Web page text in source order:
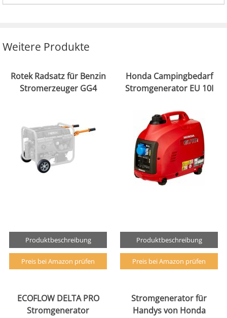
Weitere Produkte
Rotek Radsatz für Benzin
Stromerzeuger GG4
Produktbeschreibung
Preis bei Amazon prüfen
Honda Campingbedarf
Stromgenerator EU 10I
Produktbeschreibung
Preis bei Amazon prüfen
ECOFLOW DELTA PRO
Stromgenerator
Stromgenerator für
Handys von Honda